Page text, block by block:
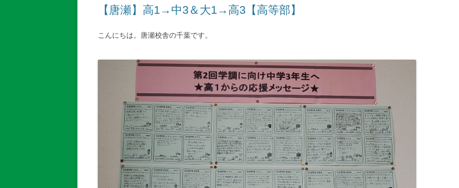
【唐瀬】高1→中3＆大1→高3【高等部】
こんにちは。唐瀬校舎の千葉です。